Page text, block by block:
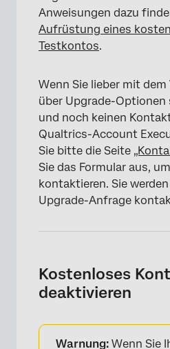
Anweisungen dazu
Aufrüstung eines
Testkontos.
Wenn Sie lieber mit
über Upgrade-Optionen
und noch keinen
Qualtrics-Account
Sie bitte die Seite
Sie das Formular aus,
kontaktieren. Sie
Upgrade-Anfrage
Kostenloses
deaktivieren
Warnung: Wenn Sie